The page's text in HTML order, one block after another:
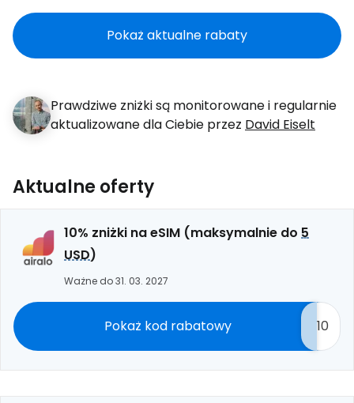
Pokaż aktualne rabaty
Prawdziwe zniżki są monitorowane i regularnie
aktualizowane dla Ciebie przez David Eiselt
Aktualne oferty
10% zniżki na eSIM (maksymalnie do 5
USD)
Ważne do 31. 03. 2027
Pokaż kod rabatowy 10
Kontynuuj z Facebookiem